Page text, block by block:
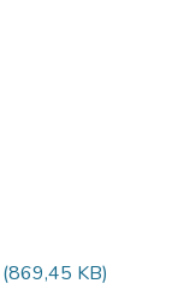
(869,45 KB)